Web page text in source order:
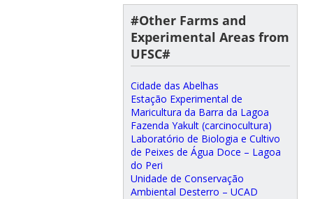
#Other Farms and
Experimental Areas from
UFSC#
Cidade das Abelhas
Estação Experimental de
Maricultura da Barra da Lagoa
Fazenda Yakult (carcinocultura)
Laboratório de Biologia e Cultivo
de Peixes de Água Doce – Lagoa
do Peri
Unidade de Conservação
Ambiental Desterro – UCAD